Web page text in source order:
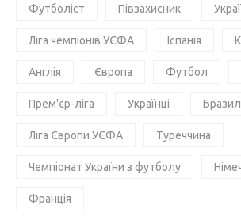
Футболіст Півзахисник
Ліга чемпіонів УЄФА Іспанія
Англія Європа Футбол
Прем'єр-ліга Українці
Ліга Європи УЄФА Туреччина
Чемпіонат України з футболу
Франція